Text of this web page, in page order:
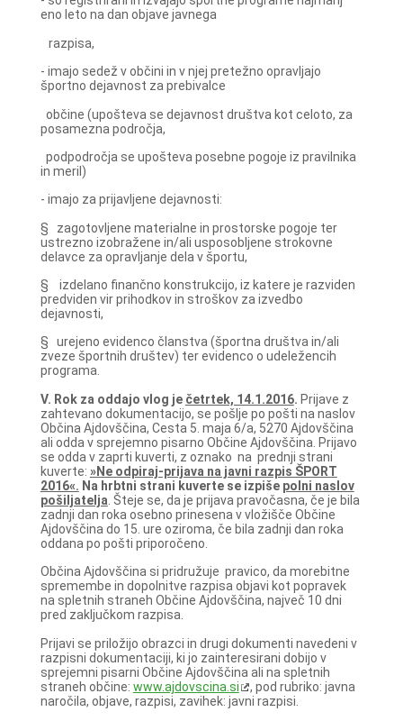
eno leto na dan objave javnega
razpisa,
- imajo sedež v občini in v njej pretežno opravljajo
športno dejavnost za prebivalce
občine (upošteva se dejavnost društva kot celoto, za
posamezna področja,
podpodročja se upošteva posebne pogoje iz pravilnika
in meril)
- imajo za prijavljene dejavnosti:
§ zagotovljene materialne in prostorske pogoje ter
ustrezno izobražene in/ali usposobljene strokovne
delavce za opravljanje dela v športu,
§ izdelano finančno konstrukcijo, iz katere je razviden
predviden vir prihodkov in stroškov za izvedbo
dejavnosti,
§ urejeno evidenco članstva (športna društva in/ali
zveze športnih društev) ter evidenco o udeležencih
programa.
V. Rok za oddajo vlog je četrtek, 14.1.2016. Prijave z
zahtevano dokumentacijo, se pošlje po pošti na naslov
Občina Ajdovščina, Cesta 5. maja 6/a, 5270 Ajdovščina
ali odda v sprejemno pisarno Občine Ajdovščina. Prijavo
se odda v zaprti kuverti, z oznako na prednji strani
kuverte: »Ne odpiraj-prijava na javni razpis ŠPORT
2016«. Na hrbtni strani kuverte se izpiše polni naslov
pošiljatelja . Šteje se, da je prijava pravočasna, če je bila
zadnji dan roka osebno prinesena v vložišče Občine
Ajdovščina do 15. ure oziroma, če bila zadnji dan roka
oddana po pošti priporočeno.
Občina Ajdovščina si pridružuje pravico, da morebitne
spremembe in dopolnitve razpisa objavi kot popravek
na spletnih straneh Občine Ajdovščina, največ 10 dni
pred zaključkom razpisa.
Prijavi se priložijo obrazci in drugi dokumenti navedeni v
razpisni dokumentaciji, ki jo zainteresirani dobijo v
sprejemni pisarni Občine Ajdovščina ali na spletnih
straneh občine: www.ajdovscina.si
, pod rubriko: javna
naročila, objave, razpisi, zavihek: javni razpisi.